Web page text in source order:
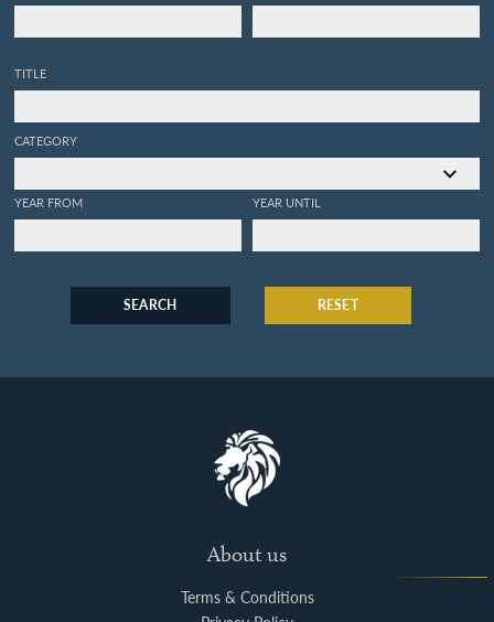
TITLE
CATEGORY
YEAR FROM YEAR UNTIL
SEARCH RESET
About us
Terms & Conditions